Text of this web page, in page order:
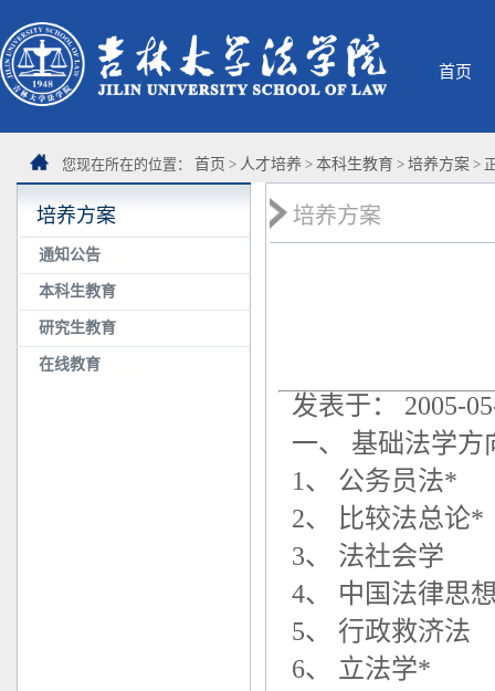
首页
您现在所在的位置： 首页 > 人才培养 > 本科生教育 > 培养方案 >
培养方案
通知公告
本科生教育
研究生教育
在线教育
培养方案
发表于： 2005-
一、 基础法学方
1、 公务员法*
2、 比较法总论*
3、 法社会学
4、 中国法律思
5、 行政救济法
6、 立法学*